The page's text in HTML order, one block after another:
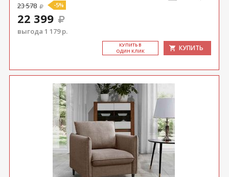
23 578 -5%
22 399
выгода 1 179 р.
КУ­ПИТЬ В
ОДИН КЛИК
КУПИТЬ